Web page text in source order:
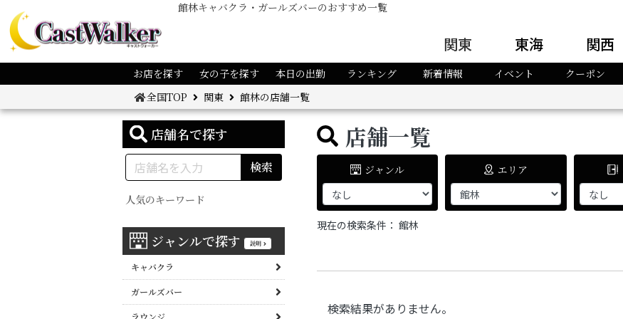
館林キャバクラ・ガールズバーのおすすめ一覧
関東 東海 関西
お店を探す 女の子を探す 本日の出勤 ランキング 新着情報 イベント クーポン
全国TOP
関東 館林の店舗一覧
店舗名で探す
検索
人気のキーワード
ジャンルで探す 説明
キャバクラ
ガールズバー
店舗一覧
ジャンル エリア
現在の検索条件： 館林
検索結果がありません。